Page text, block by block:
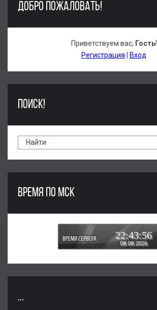
ДОБРО ПОЖАЛОВАТЬ!
Приветствуем вас, Гость!
Регистрация
Вход
ПОИСК!
ВРЕМЯ ПО МСК
22:43:57
08.08.2026
...